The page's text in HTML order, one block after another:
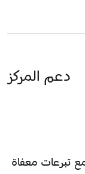
دعم المركز
مع تبرعات معفاة